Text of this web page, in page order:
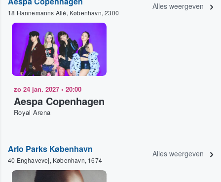
18 Hannemanns Allé, København, 2300
Alles weergeven
zo 24 jan. 2027 • 20:00
Aespa Copenhagen
Royal Arena
Arlo Parks København
40 Enghavevej, København, 1674
Alles weergeven